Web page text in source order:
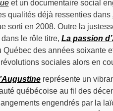
et un documentaire social
qualités déjà ressenties dans
sorti en 2008. Outre la
le rôle titre, La passion
des années soixante
sociales alors en
représente un
québécoise au fil des
engendrés par la